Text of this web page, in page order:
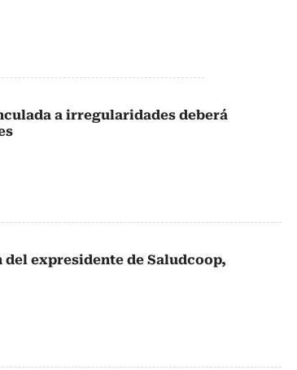
a irregularidades deberá
expresidente de Saludcoop,